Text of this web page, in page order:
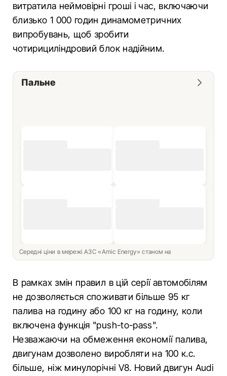
витратила неймовірні гроші і час, включаючи
близько 1 000 годин динамометричних
випробувань, щоб зробити
чотирициліндровий блок надійним.
Пальне
Середні ціни в мережі АЗС «Amic Energy» станом на
В рамках змін правил в цій серії автомобілям
не дозволяється споживати більше 95 кг
палива на годину або 100 кг на годину, коли
включена функція "push-to-pass".
Незважаючи на обмеження економії палива,
двигунам дозволено виробляти на 100 к.с.
більше, ніж минулорічні V8. Новий двигун Audi